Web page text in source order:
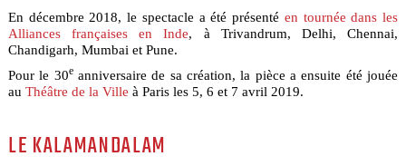
En décembre 2018, le spectacle a été présenté en tournée dans les
Alliances françaises en Inde, à Trivandrum, Delhi, Chennai,
Chandigarh, Mumbai et Pune.
Pour le 30eanniversaire de sa création, la pièce a ensuite été jouée
au Théâtre de la Ville à Paris les 5, 6 et 7 avril 2019.
LE KALAMANDALAM